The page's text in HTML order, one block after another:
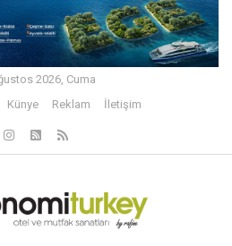
2026, Cuma
Künye Reklam İletişim